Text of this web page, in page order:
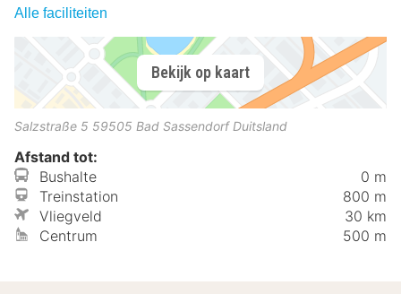
Alle faciliteiten
Bekijk op kaart
Salzstraße 5 59505 Bad Sassendorf Duitsland
Afstand tot:
Bushalte
0 m
Treinstation
800 m
Vliegveld
30 km
Centrum
500 m